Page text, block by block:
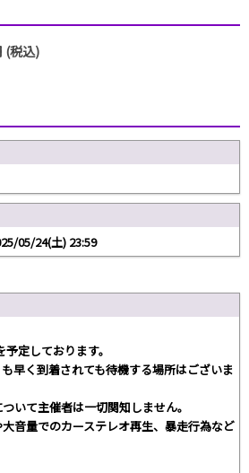
(税込)
05/24(土) 23:59
定しております。
早く到着されても待機する場所はございま
いて主催者は一切関知しません。
音量でのカーステレオ再生、暴走行為など